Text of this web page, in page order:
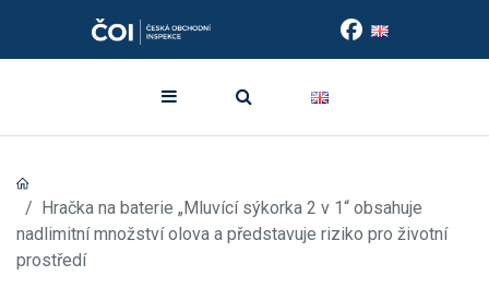
Hračka na baterie „Mluvící sýkorka 2 v 1“ obsahuje
nadlimitní množství olova a představuje riziko pro životní
prostředí